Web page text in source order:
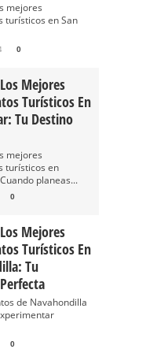
mejores
turísticos en San
0
Mejores
Turísticos En
Tu Destino
mejores
turísticos en
planeas...
0
Mejores
Turísticos En
Tu
de Navahondilla
0